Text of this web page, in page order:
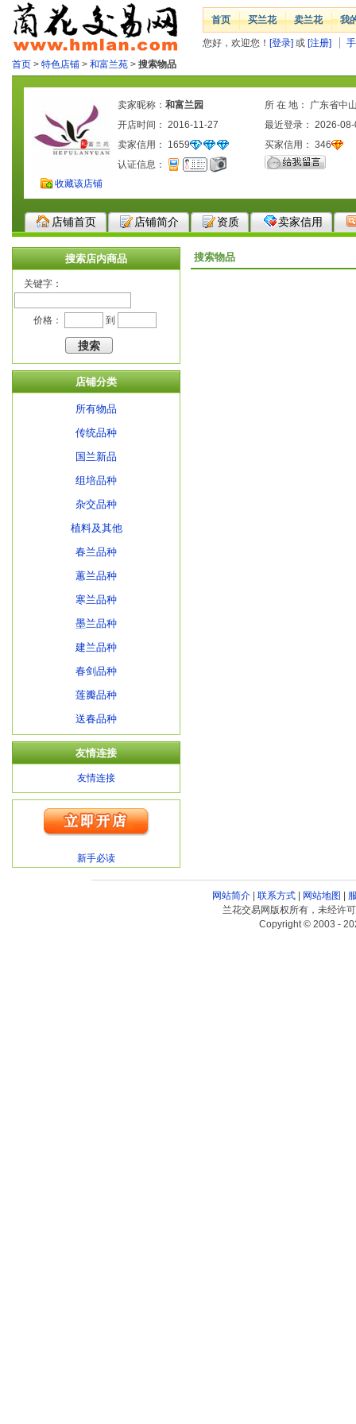
首页 买兰花 卖兰花 我
您好，欢迎您！ [登录] 或 [注册]
首页 > 特色店铺 > 和富兰苑 > 搜索物品
收藏该店铺
卖家昵称： 和富兰园
所 在 地： 广东省中
开店时间： 2016-11-27
最近登录： 2026-
卖家信用： 1659 买家信用： 346
认证信息：
店铺首页 店铺简介 资质 卖家信用
搜索店内商品
关键字：
价格： 到
店铺分类
所有物品
传统品种
国兰新品
组培品种
杂交品种
植料及其他
春兰品种
蕙兰品种
寒兰品种
墨兰品种
建兰品种
春剑品种
莲瓣品种
送春品种
友情连接
友情连接
新手必读
搜索物品
网站简介| 联系方式| 网站地图 |
兰花交易网版权所有，未经许
Copyright © 2003 -